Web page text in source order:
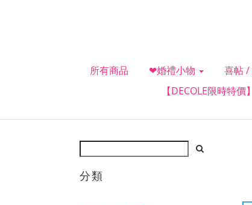
所有商品 ❤婚禮小物 喜帖 /
【DECOLE限時特
分類